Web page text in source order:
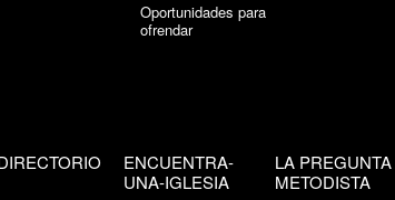
Oportunidades para
ofrendar
ENCUENTRA-
UNA-IGLESIA
LA PREGUNTA
METODISTA